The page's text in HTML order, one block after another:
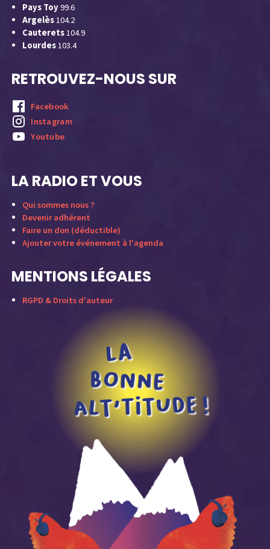
Pays Toy99.6
Argelès104.2
Cauterets104.9
Lourdes103.4
RETROUVEZ-NOUS SUR
Facebook
Instagram
Youtube
LA RADIO ET VOUS
Qui sommes nous ?
Devenir adhérent
Faire un don (déductible)
Ajouter votre événement à l'agenda
MENTIONS LÉGALES
RGPD & Droits d'auteur